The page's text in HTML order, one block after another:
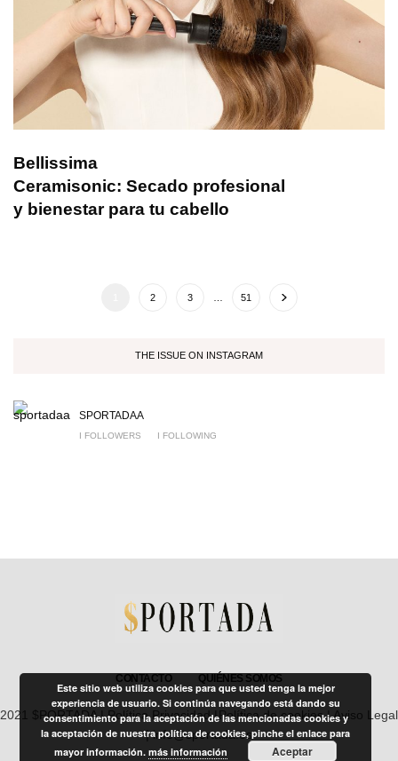
Bellissima
Ceramisonic: Secado profesional
y bienestar para tu cabello
2 3 51
THE ISSUE ON INSTAGRAM
SPORTADAA
I FOLLOWERS I FOLLOWING
CONTACTO QUIÉNES SOMOS
2021 $PORTADA |Política Privacidad|Política de cookies|Aviso Legal
| info@sportada.es
Este sitio web utiliza cookies para que usted tenga la mejor
experiencia de usuario. Si continúa navegando está dando su
consentimiento para la aceptación de las mencionadas cookies y
la aceptación de nuestra política de cookies, pinche el enlace para
mayor información.más información Aceptar